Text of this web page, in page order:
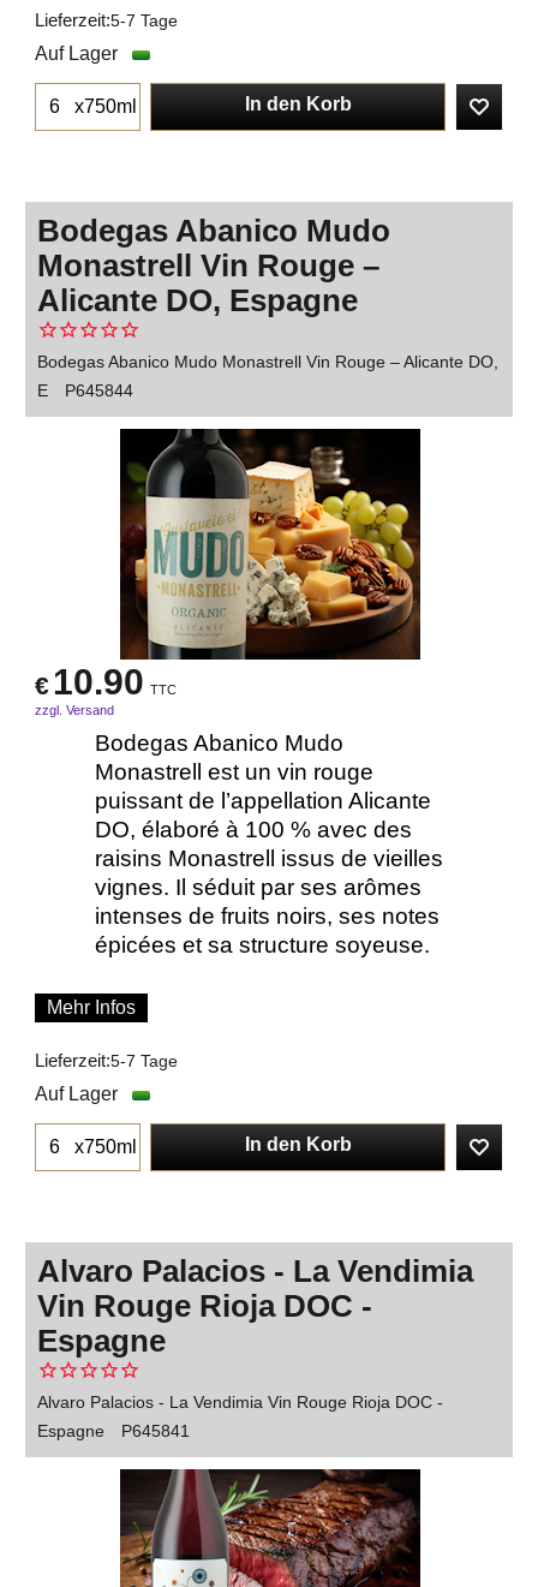
Lieferzeit:5-7 Tage
Auf Lager
x750ml In den Korb
Bodegas Abanico Mudo
Monastrell Vin Rouge –
Alicante DO, Espagne
Bodegas Abanico Mudo Monastrell Vin Rouge – Alicante DO,
E
P645844
€10.90 TTC
zzgl. Versand
Bodegas Abanico Mudo
Monastrell est un vin rouge
puissant de l’appellation Alicante
DO, élaboré à 100 % avec des
raisins Monastrell issus de vieilles
vignes. Il séduit par ses arômes
intenses de fruits noirs, ses notes
épicées et sa structure soyeuse.
Mehr Infos
Lieferzeit:5-7 Tage
Auf Lager
x750ml In den Korb
Alvaro Palacios - La Vendimia
Vin Rouge Rioja DOC -
Espagne
Alvaro Palacios - La Vendimia Vin Rouge Rioja DOC -
Espagne
P645841